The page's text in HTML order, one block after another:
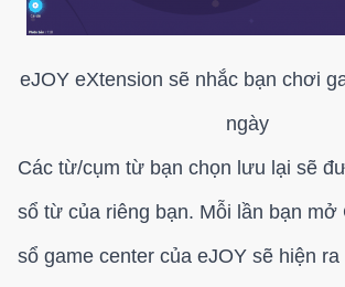
eJOY eXtension sẽ nhắc bạn chơi
ngày
Các từ/cụm từ bạn chọn lưu lại sẽ
sổ từ của riêng bạn. Mỗi lần bạn mở
sổ game center của eJOY sẽ hiện ra